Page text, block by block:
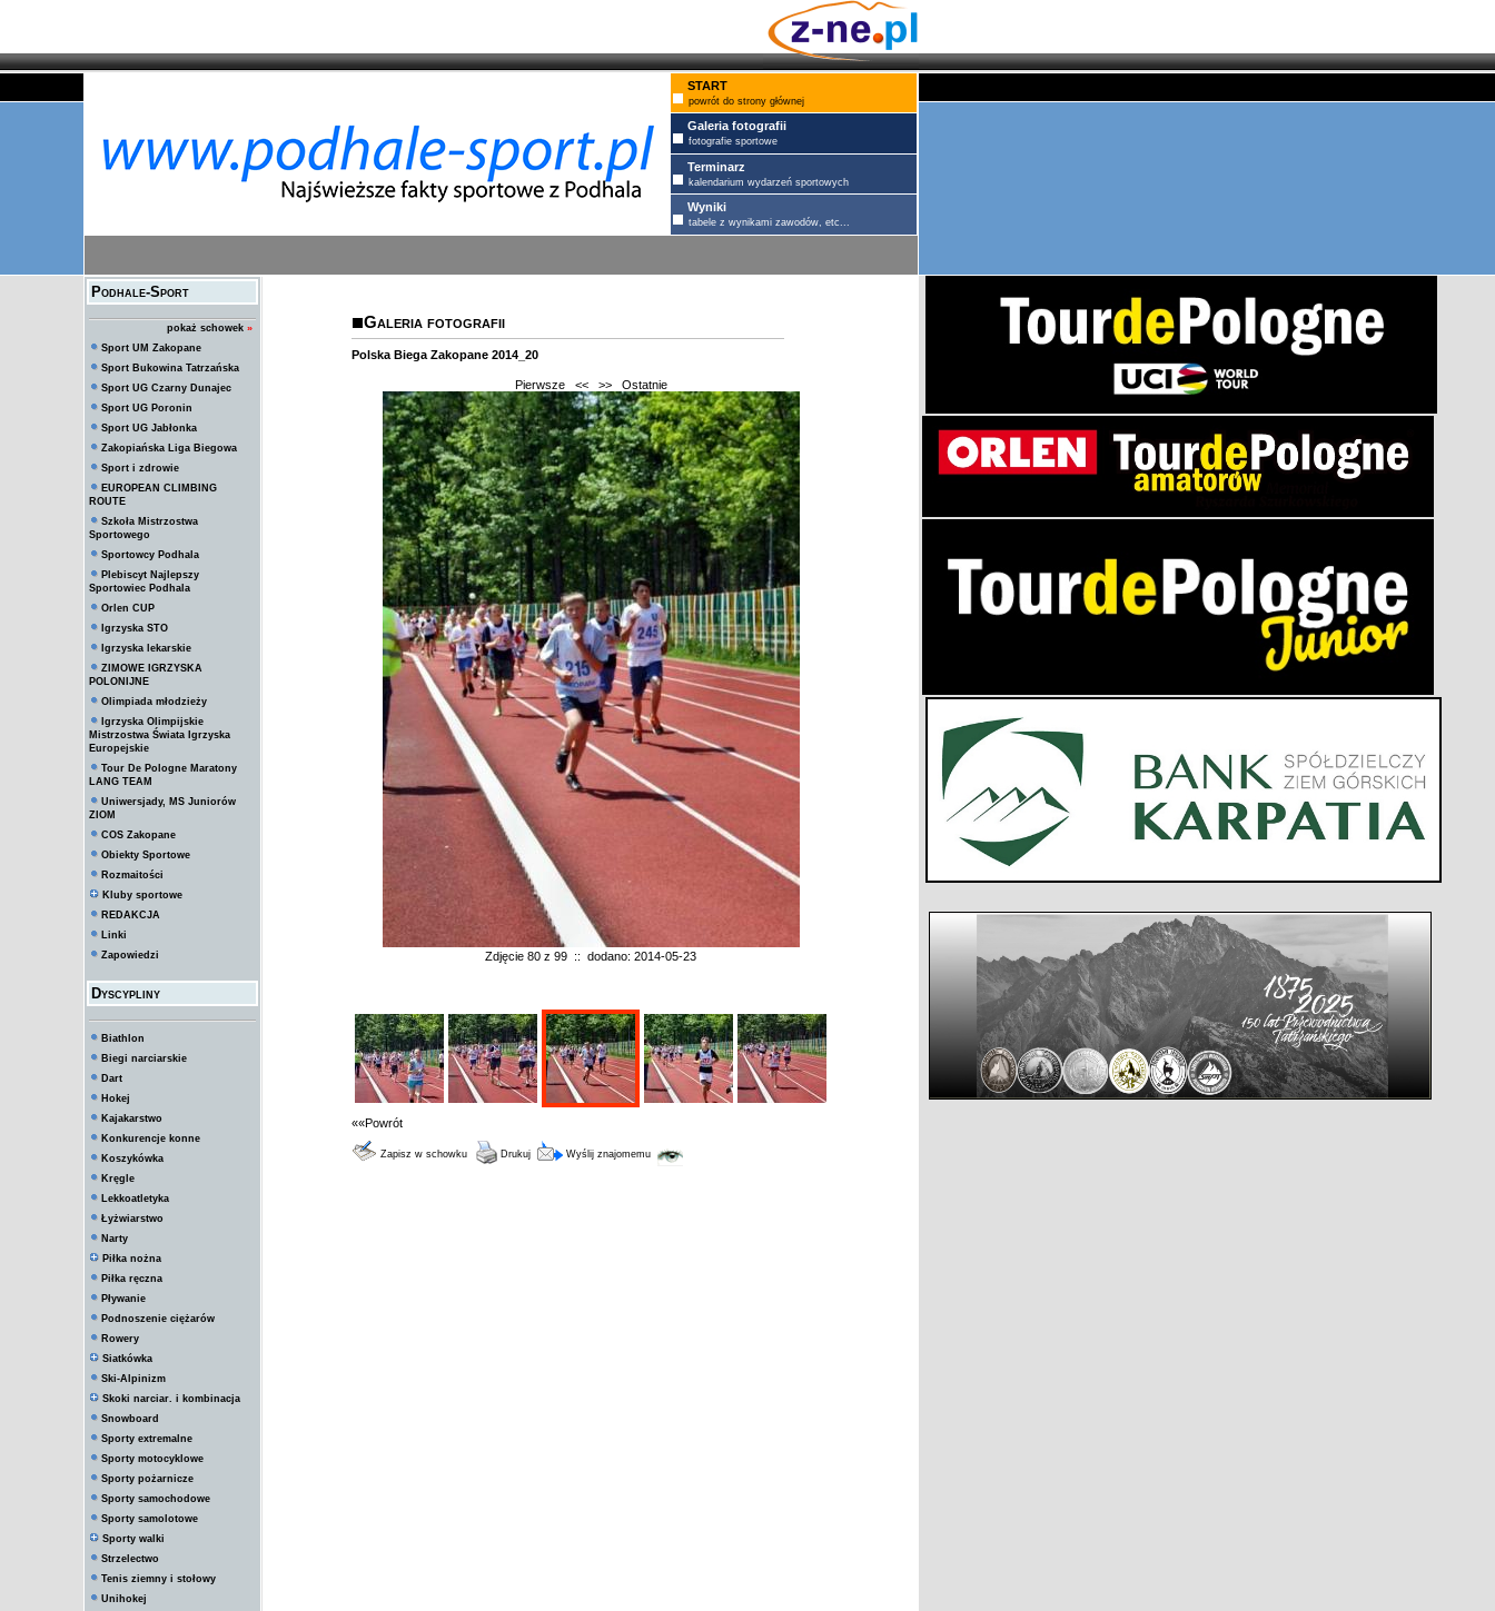
START
powrót do strony głównej
Galeria fotografii
fotografie sportowe
Terminarz
kalendarium wydarzeń sportowych
Wyniki
tabele z wynikami zawodów, etc...
Podhale-Sport
pokaż schowek »
Sport UM Zakopane
Sport Bukowina Tatrzańska
Sport UG Czarny Dunajec
Sport UG Poronin
Sport UG Jabłonka
Zakopiańska Liga Biegowa
Sport i zdrowie
EUROPEAN CLIMBING
ROUTE
Szkoła Mistrzostwa
Sportowego
Sportowcy Podhala
Plebiscyt Najlepszy
Sportowiec Podhala
Orlen CUP
Igrzyska STO
Igrzyska lekarskie
ZIMOWE IGRZYSKA
POLONIJNE
Olimpiada młodzieży
Igrzyska Olimpijskie
Mistrzostwa Świata Igrzyska
Europejskie
Tour De Pologne Maratony
LANG TEAM
Uniwersjady, MS Juniorów
ZIOM
COS Zakopane
Obiekty Sportowe
Rozmaitości
Kluby sportowe
REDAKCJA
Linki
Zapowiedzi
Dyscypliny
Biathlon
Biegi narciarskie
Dart
Hokej
Kajakarstwo
Konkurencje konne
Koszykówka
Kręgle
Lekkoatletyka
Łyżwiarstwo
Narty
Piłka nożna
Piłka ręczna
Pływanie
Podnoszenie ciężarów
Rowery
Siatkówka
Ski-Alpinizm
Skoki narciar. i kombinacja
Snowboard
Sporty extremalne
Sporty motocyklowe
Sporty pożarnicze
Sporty samochodowe
Sporty samolotowe
Sporty walki
Strzelectwo
Tenis ziemny i stołowy
Unihokej
Galeria fotografii
Polska Biega Zakopane 2014_20
Pierwsze << >> Ostatnie
Zdjęcie 80 z 99 :: dodano: 2014-05-23
««Powrót
Zapisz w schowku Drukuj Wyślij znajomemu